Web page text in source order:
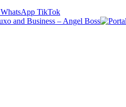
WhatsApp TikTok